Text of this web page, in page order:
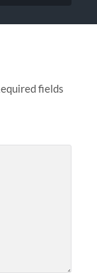
fields